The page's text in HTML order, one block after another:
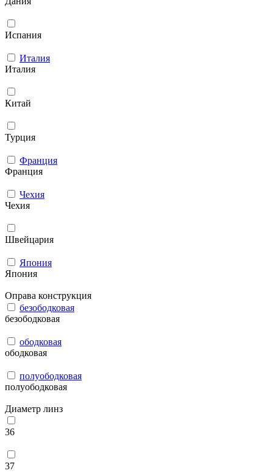
Испания
Италия
Италия
Китай
Турция
Франция
Франция
Чехия
Чехия
Швейцария
Япония
Япония
Оправа конструкция
безободковая
безободковая
ободковая
ободковая
полуободковая
полуободковая
Диаметр линз
36
37